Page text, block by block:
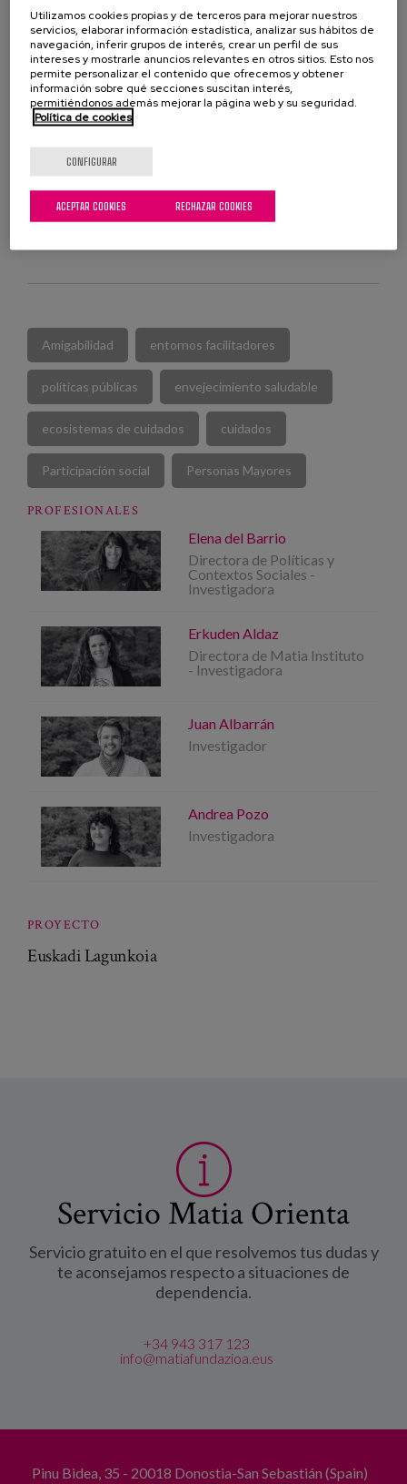
Comunidades equitativas para garantizar que
nadie quede atrás.
Construir Comunidades Amigables más
sostenibles.
Amigabilidad entornos facilitadores
políticas públicas envejecimiento saludable
ecosistemas de cuidados cuidados
Participación social Personas Mayores
PROFESIONALES
Elena del Barrio
Directora de Políticas y
Contextos Sociales -
Investigadora
Erkuden Aldaz
Directora de Matia Instituto
- Investigadora
Juan Albarrán
Investigador
Andrea Pozo
Investigadora
PROYECTO
Euskadi Lagunkoia
Servicio Matia Orienta
Servicio gratuito en el que resolvemos tus dudas y
te aconsejamos respecto a situaciones de
dependencia.
+34 943 317 123
info@matiafundazioa.eus
Pinu Bidea, 35 - 20018 Donostia-San Sebastián (Spain)
Utilizamos cookies propias y de terceros para mejorar nuestros
servicios, elaborar información estadística, analizar sus hábitos de
navegación, inferir grupos de interés, crear un perfil de sus
intereses y mostrarle anuncios relevantes en otros sitios. Esto nos
permite personalizar el contenido que ofrecemos y obtener
información sobre qué secciones suscitan interés,
permitiéndonos además mejorar la página web y su seguridad.
Política de cookies
CONFIGURAR
RECHAZAR COOKIES
ACEPTAR COOKIES